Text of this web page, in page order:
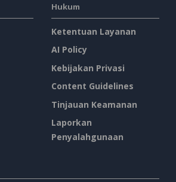
Hukum
Ketentuan Layanan
AI Policy
Kebijakan Privasi
Content Guidelines
Tinjauan Keamanan
Laporkan
Penyalahgunaan